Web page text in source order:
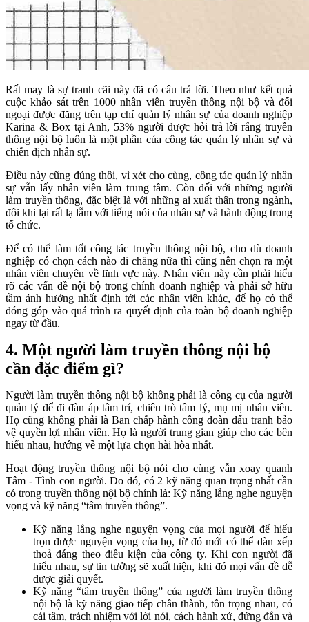
Rất may là sự tranh cãi này đã có câu trả lời. Theo như kết quả
cuộc khảo sát trên 1000 nhân viên truyền thông nội bộ và đối
ngoại được đăng trên tạp chí quản lý nhân sự của doanh nghiệp
Karina & Box tại Anh, 53% người được hỏi trả lời rằng truyền
thông nội bộ luôn là một phần của công tác quản lý nhân sự và
chiến dịch nhân sự.
Điều này cũng đúng thôi, vì xét cho cùng, công tác quản lý nhân
sự vẫn lấy nhân viên làm trung tâm. Còn đối với những người
làm truyền thông, đặc biệt là với những ai xuất thân trong ngành,
đôi khi lại rất lạ lẫm với tiếng nói của nhân sự và hành động trong
tổ chức.
Để có thể làm tốt công tác truyền thông nội bộ, cho dù doanh
nghiệp có chọn cách nào đi chăng nữa thì cũng nên chọn ra một
nhân viên chuyên về lĩnh vực này. Nhân viên này cần phải hiểu
rõ các vấn đề nội bộ trong chính doanh nghiệp và phải sở hữu
tầm ảnh hưởng nhất định tới các nhân viên khác, để họ có thể
đóng góp vào quá trình ra quyết định của toàn bộ doanh nghiệp
ngay từ đầu.
4. Một người làm truyền thông nội bộ
cần đặc điểm gì?
Người làm truyền thông nội bộ không phải là công cụ của người
quản lý để đi đàn áp tâm trí, chiêu trò tâm lý, mụ mị nhân viên.
Họ cũng không phải là Ban chấp hành công đoàn đấu tranh bảo
vệ quyền lợi nhân viên. Họ là người trung gian giúp cho các bên
hiểu nhau, hướng về một lựa chọn hài hòa nhất.
Hoạt động truyền thông nội bộ nói cho cùng vẫn xoay quanh
Tâm - Tình con người. Do đó, có 2 kỹ năng quan trọng nhất cần
có trong truyền thông nội bộ chính là: Kỹ năng lắng nghe nguyện
vọng và kỹ năng “tâm truyền thông”.
Kỹ năng lắng nghe nguyện vọng của mọi người để hiểu
trọn được nguyện vọng của họ, từ đó mới có thể dàn xếp
thoả đáng theo điều kiện của công ty. Khi con người đã
hiểu nhau, sự tin tưởng sẽ xuất hiện, khi đó mọi vấn đề dễ
được giải quyết.
Kỹ năng “tâm truyền thông” của người làm truyền thông
nội bộ là kỹ năng giao tiếp chân thành, tôn trọng nhau, có
cái tâm, trách nhiệm với lời nói, cách hành xử, đứng đắn và